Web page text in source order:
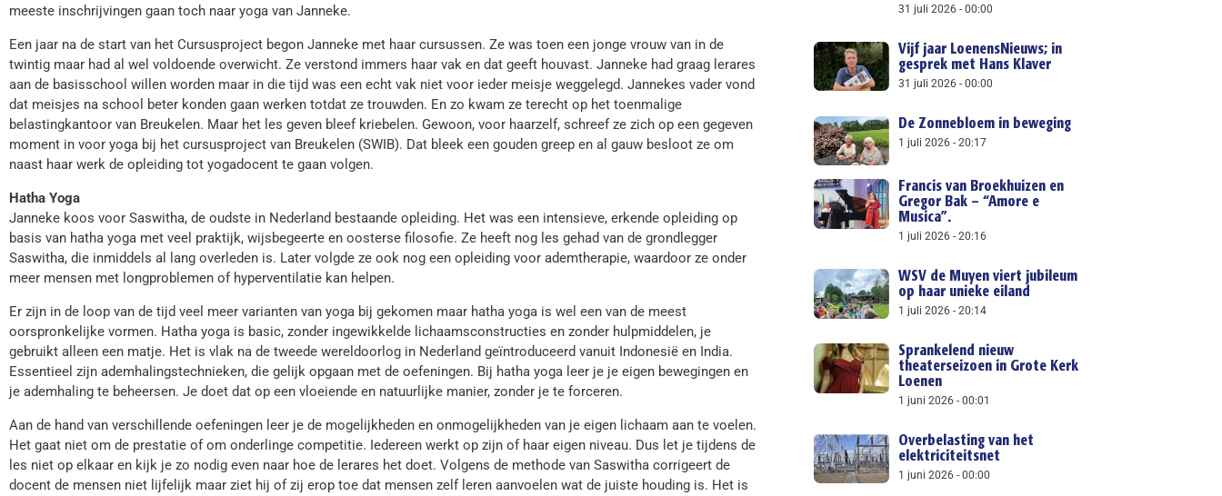
meeste inschrijvingen gaan toch naar yoga van Janneke.
Een jaar na de start van het Cursusproject begon Janneke met haar cursussen. Ze was toen een jonge vrouw van in de
twintig maar had al wel voldoende overwicht. Ze verstond immers haar vak en dat geeft houvast. Janneke had graag lerares
aan de basisschool willen worden maar in die tijd was een echt vak niet voor ieder meisje weggelegd. Jannekes vader vond
dat meisjes na school beter konden gaan werken totdat ze trouwden. En zo kwam ze terecht op het toenmalige
belastingkantoor van Breukelen. Maar het les geven bleef kriebelen. Gewoon, voor haarzelf, schreef ze zich op een gegeven
moment in voor yoga bij het cursusproject van Breukelen (SWIB). Dat bleek een gouden greep en al gauw besloot ze om
naast haar werk de opleiding tot yogadocent te gaan volgen.
Hatha Yoga
Janneke koos voor Saswitha, de oudste in Nederland bestaande opleiding. Het was een intensieve, erkende opleiding op
basis van hatha yoga met veel praktijk, wijsbegeerte en oosterse filosofie. Ze heeft nog les gehad van de grondlegger
Saswitha, die inmiddels al lang overleden is. Later volgde ze ook nog een opleiding voor ademtherapie, waardoor ze onder
meer mensen met longproblemen of hyperventilatie kan helpen.
Er zijn in de loop van de tijd veel meer varianten van yoga bij gekomen maar hatha yoga is wel een van de meest
oorspronkelijke vormen. Hatha yoga is basic, zonder ingewikkelde lichaamsconstructies en zonder hulpmiddelen, je
gebruikt alleen een matje. Het is vlak na de tweede wereldoorlog in Nederland geïntroduceerd vanuit Indonesië en India.
Essentieel zijn ademhalingstechnieken, die gelijk opgaan met de oefeningen. Bij hatha yoga leer je je eigen bewegingen en
je ademhaling te beheersen. Je doet dat op een vloeiende en natuurlijke manier, zonder je te forceren.
Aan de hand van verschillende oefeningen leer je de mogelijkheden en onmogelijkheden van je eigen lichaam aan te voelen.
Het gaat niet om de prestatie of om onderlinge competitie. Iedereen werkt op zijn of haar eigen niveau. Dus let je tijdens de
les niet op elkaar en kijk je zo nodig even naar hoe de lerares het doet. Volgens de methode van Saswitha corrigeert de
docent de mensen niet lijfelijk maar ziet hij of zij erop toe dat mensen zelf leren aanvoelen wat de juiste houding is. Het is
31 juli 2026 00:00
Vijf jaar LoenensNieuws; in
gesprek met Hans Klaver
31 juli 2026 00:00
De Zonnebloem in beweging
1 juli 2026 20:17
Francis van Broekhuizen en
Gregor Bak – “Amore e
Musica”.
1 juli 2026 20:16
WSV de Muyen viert jubileum
op haar unieke eiland
1 juli 2026 20:14
Sprankelend nieuw
theaterseizoen in Grote Kerk
Loenen
1 juni 2026 00:01
Overbelasting van het
elektriciteitsnet
1 juni 2026 00:00